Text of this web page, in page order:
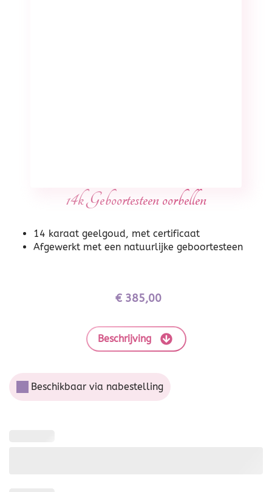
14k Geboortesteen oorbellen
14 karaat geelgoud, met certificaat
Afgewerkt met een natuurlijke geboortesteen
€ 385,00
Beschrijving
Beschikbaar via nabestelling